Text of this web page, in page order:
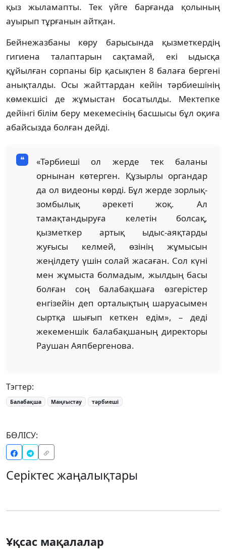
қыз жыламапты. Тек үйге барғанда қолының
ауырып тұрғанын айтқан.
Бейнежазбаны көру барысында қызметкердің
гигиена талаптарын сақтамай, екі ыдысқа
құйылған сорпаны бір қасықпен 8 балаға бергені
анықталды. Осы жайттардан кейін тәрбиешінің
көмекшісі де жұмыстан босатылды. Мектепке
дейінгі білім беру мекемесінің басшысы бұл оқиға
абайсызда болған дейді.
«Тәрбиеші ол жерде тек баланы
орнынан көтерген. Құзырлы органдар
да ол видеоны көрді. Бұл жерде зорлық-
зомбылық әрекеті жоқ. Ал
тамақтандыруға келетін болсақ,
қызметкер артық ыдыс-аяқтарды
жуғысы келмей, өзінің жұмысын
жеңілдету үшін солай жасаған. Сол күні
мен жұмыста болмадым, жылдың басы
болған соң балабақшаға өзгерістер
енгізейін деп орталықтың шаруасымен
сыртқа шығып кеткен едім», – деді
жекеменшік балабақшаның директоры
Раушан Аяпбергенова.
Тэгтер:
Балабақша Маңғыстау тәрбиеші
БӨЛІСУ:
Серіктес жаңалықтары
Ұқсас мақалалар